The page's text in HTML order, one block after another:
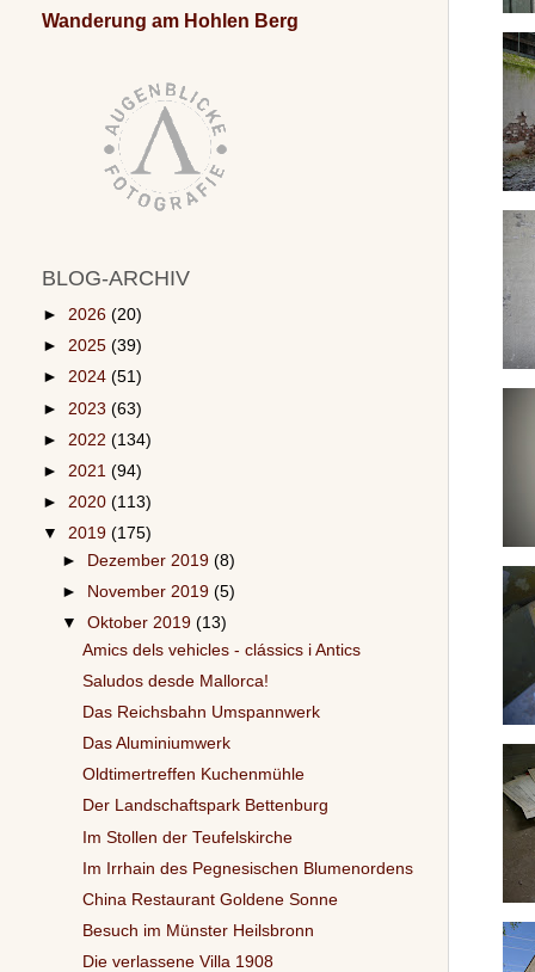
Wanderung am Hohlen Berg
BLOG-ARCHIV
► 2026 (20)
► 2025 (39)
► 2024 (51)
► 2023 (63)
► 2022 (134)
► 2021 (94)
► 2020 (113)
▼ 2019 (175)
►
Dezember 2019(8)
►
November 2019(5)
▼Oktober 2019(13)
Amics dels vehicles - clássics i Antics
Saludos desde Mallorca!
Das Reichsbahn Umspannwerk
Das Aluminiumwerk
Oldtimertreffen Kuchenmühle
Der Landschaftspark Bettenburg
Im Stollen der Teufelskirche
Im Irrhain des Pegnesischen Blumenordens
China Restaurant Goldene Sonne
Besuch im Münster Heilsbronn
Die verlassene Villa 1908